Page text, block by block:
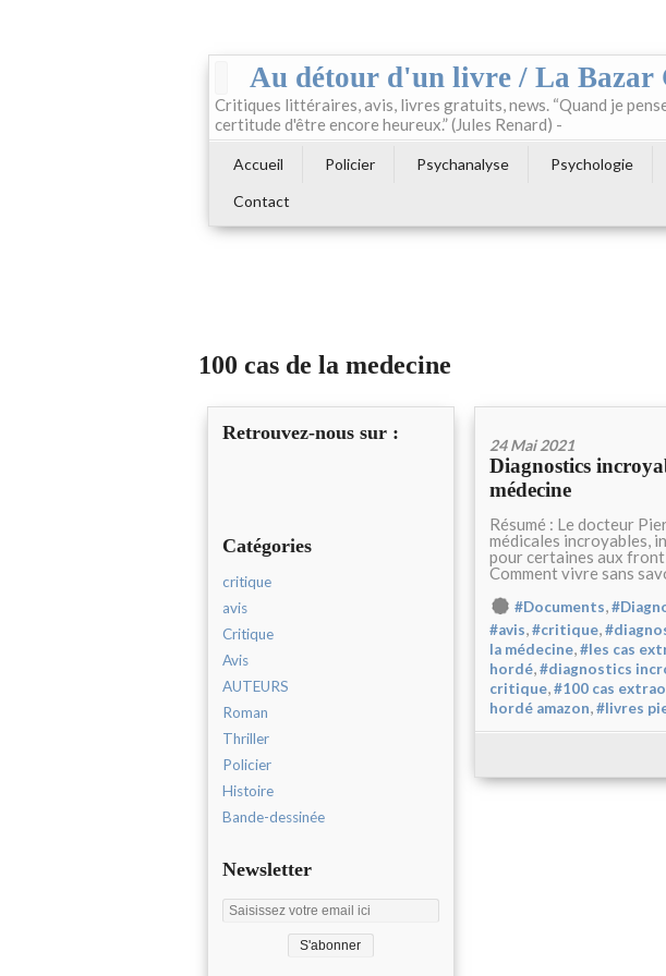
Au détour d'un livre / La Bazar
Critiques littéraires, avis, livres gratuits, news. “Quand je
certitude d'être encore heureux.” (Jules Renard) -
Accueil Policier Psychanalyse Psychologie
Contact
100 cas de la medecine
Retrouvez-nous sur :
Catégories
critique
avis
Critique
Avis
AUTEURS
Roman
Thriller
Policier
Histoire
Bande-dessinée
Newsletter
24 Mai 2021
Diagnostics
médecine
Résumé : Le docteur
médicales incroyables,
pour certaines aux
Comment vivre sans
#Documents,
#avis,#critique,
la médecine,#les cas
hordé,#diagnostics
critique,#100 cas
hordé amazon,#livres